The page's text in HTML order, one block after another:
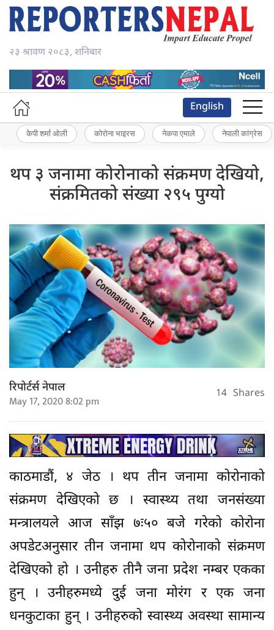
२३ श्रावण २०८३, शनिबार
English
केपी शर्मा ओली कोरोना भाइरस नेकपा एमाले नेपाली कांग्रेस
थप ३ जनामा कोरोनाको संक्रमण देखियो,
संक्रमितको संख्या २९५ पुग्यो
रिपोर्टर्स नेपाल
May 17, 2020 8:02 pm 14 Shares
काठमाडौं, ४ जेठ । थप तीन जनामा कोरोनाको
संक्रमण देखिएको छ । स्वास्थ्य तथा जनसंख्या
मन्त्रालयले आज साँझ ७ः५० बजे गरेको कोरोना
अपडेटअनुसार तीन जनामा थप कोरोनाको संक्रमण
देखिएको हो । उनीहरु तीनै जना प्रदेश नम्बर एकका
हुन् । उनीहरुमध्ये दुई जना मोरंग र एक जना
धनकुटाका हुन् । उनीहरुको स्वास्थ्य अवस्था सामान्य